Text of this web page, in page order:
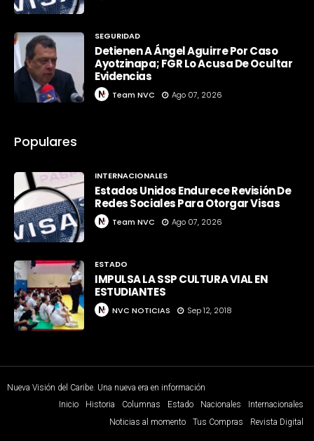
SEGURIDAD
Detienen A Ángel Aguirre Por Caso
Ayotzinapa; FGR Lo Acusa De Ocultar
Evidencias
Team NVC Ago 07, 2026
Populares
INTERNACIONALES
Estados Unidos Endurece Revisión De
Redes Sociales Para Otorgar Visas
Team NVC Ago 07, 2026
ESTADO
IMPULSA LA SSP CULTURA VIAL EN
ESTUDIANTES
NVC NOTICIAS Sep 12, 2018
Nueva Visión del Caribe. Una nueva era en información
Inicio
Historia Columnas Estado Nacionales
Internacionales
Noticias al momento
Tus Compras Revista Digital